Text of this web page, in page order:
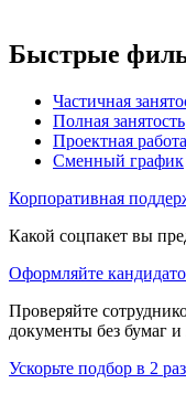
Быстрые
Частичная
Полная занятость
Проектная работа
Сменный график
Корпоративная
Какой соцпакет вы
Оформляйте
Проверяйте
документы без бумаг
Ускорьте подбор в 2